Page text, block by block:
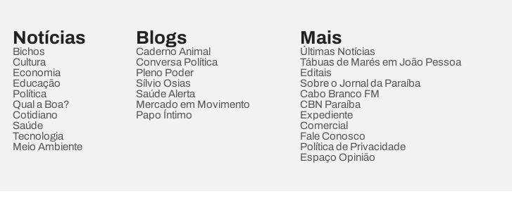
Notícias
Bichos
Cultura
Economia
Educação
Política
Qual a Boa?
Cotidiano
Saúde
Tecnologia
Meio Ambiente
Blogs
Caderno Animal
Conversa Política
Pleno Poder
Sílvio Osias
Saúde Alerta
Mercado em Movimento
Papo Íntimo
Mais
Últimas Notícias
Tábuas de Marés em João Pessoa
Editais
Sobre o Jornal da Paraíba
Cabo Branco FM
CBN Paraíba
Expediente
Comercial
Fale Conosco
Política de Privacidade
Espaço Opinião